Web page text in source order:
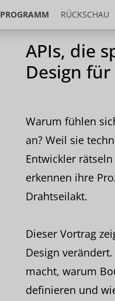
PROGRAMM RÜCKSCHAU
APIs, die
Design
Warum fühlen
an? Weil sie
Entwickler
erkennen ihre
Drahtseilakt.
Dieser Vortrag
Design
macht, warum
definieren und